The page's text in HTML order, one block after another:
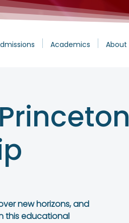
Academics About
new horizons, and
this educational